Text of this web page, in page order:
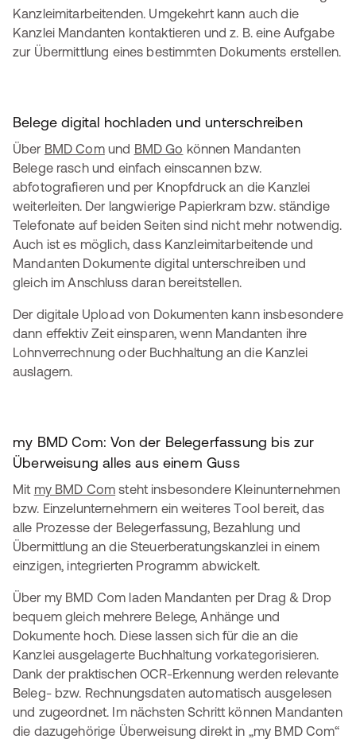
Kanzleimitarbeitenden. Umgekehrt kann auch die
Kanzlei Mandanten kontaktieren und z. B. eine Aufgabe
zur Übermittlung eines bestimmten Dokuments erstellen.
Belege digital hochladen und unterschreiben
Über BMD Comund BMD Go können Mandanten
Belege rasch und einfach einscannen bzw.
abfotografieren und per Knopfdruck an die Kanzlei
weiterleiten. Der langwierige Papierkram bzw. ständige
Telefonate auf beiden Seiten sind nicht mehr notwendig.
Auch ist es möglich, dass Kanzleimitarbeitende und
Mandanten Dokumente digital unterschreiben und
gleich im Anschluss daran bereitstellen.
Der digitale Upload von Dokumenten kann insbesondere
dann effektiv Zeit einsparen, wenn Mandanten ihre
Lohnverrechnung oder Buchhaltung an die Kanzlei
auslagern.
my BMD Com: Von der Belegerfassung bis zur
Überweisung alles aus einem Guss
Mit my BMD Com steht insbesondere Kleinunternehmen
bzw. Einzelunternehmern ein weiteres Tool bereit, das
alle Prozesse der Belegerfassung, Bezahlung und
Übermittlung an die Steuerberatungskanzlei in einem
einzigen, integrierten Programm abwickelt.
Über my BMD Com laden Mandanten per Drag & Drop
bequem gleich mehrere Belege, Anhänge und
Dokumente hoch. Diese lassen sich für die an die
Kanzlei ausgelagerte Buchhaltung vorkategorisieren.
Dank der praktischen OCR-Erkennung werden relevante
Beleg- bzw. Rechnungsdaten automatisch ausgelesen
und zugeordnet. Im nächsten Schritt können Mandanten
die dazugehörige Überweisung direkt in „my BMD Com“